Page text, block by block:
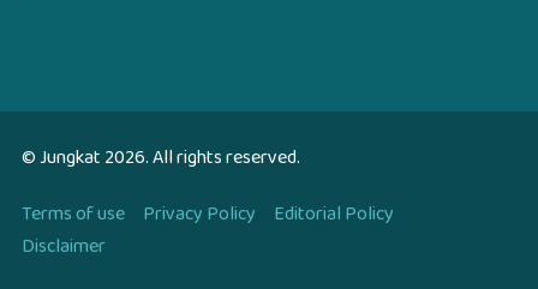
© Jungkat2026. All rights reserved.
Terms of use Privacy Policy
Editorial Policy
Disclaimer